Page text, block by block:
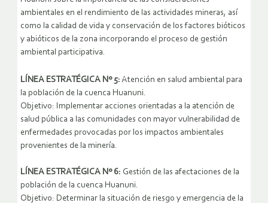
ambientales en el rendimiento de las actividades mineras, así
como la calidad de vida y conservación de los factores bióticos
y abióticos de la zona incorporando el proceso de gestión
ambiental participativa.
LÍNEA ESTRATÉGICA Nº 5: Atención en salud ambiental para
la población de la cuenca Huanuni.
Objetivo: Implementar acciones orientadas a la atención de
salud pública a las comunidades con mayor vulnerabilidad de
enfermedades provocadas por los impactos ambientales
provenientes de la minería.
LÍNEA ESTRATÉGICA Nº 6: Gestión de las afectaciones de la
población de la cuenca Huanuni.
Objetivo: Determinar la situación de riesgo y emergencia de la